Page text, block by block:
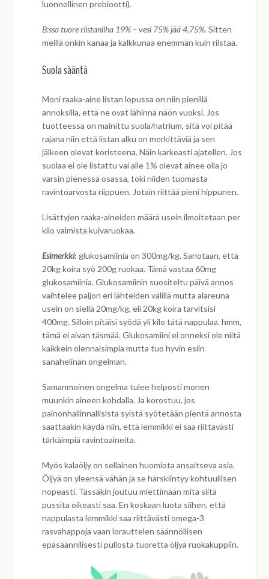
luonnollinen prebiootti).
B:ssa tuore riistanliha 19% – vesi 75% jää 4,75%. Sitten
meillä onkin kanaa ja kalkkunaa enemmän kuin riistaa.
Suola sääntä
Moni raaka-aine listan lopussa on niin pienillä
annoksilla, että ne ovat lähinnä näön vuoksi. Jos
tuotteessa on mainittu suola/natrium, sitä voi pitää
rajana niin että listan alku on merkittäviä ja sen
jälkeen olevat koristeena. Näin karkeasti ajatellen. Jos
suolaa ei ole listattu vai alle 1% olevat ainee olla jo
varsin pienessä osassa, toki niiden tuomasta
ravintoarvosta riippuen. Jotain riittää pieni hippunen.
Lisättyjen raaka-aineiden määrä usein ilmoitetaan per
kilo valmista kuivaruokaa.
Esimerkki: glukosamiinia on 300mg/kg. Sanotaan, että
20kg koira syö 200g ruokaa. Tämä vastaa 60mg
glukosamiinia. Glukosamiinin suositeltu päivä annos
vaihtelee paljon eri lähteiden välillä mutta alareuna
usein on siellä 20mg/kg, eli 20kg koira tarvitsisi
400mg. Silloin pitäisi syödä yli kilo tätä nappulaa. hmm,
tämä ei aivan täsmää. Glukosamiini ei onneksi ole niitä
kaikkein olennaisimpia mutta tuo hyvin esiin
sanahelinän ongelman.
Samanmoinen ongelma tulee helposti monen
muunkin aineen kohdalla. Ja korostuu, jos
painonhallinnallisista syistä syötetään pientä annosta
saattaakin käydä niin, että lemmikki ei saa riittävästi
tärkäimpiä ravintoaineita.
Myös kalaöljy on sellainen huomiota ansaitseva asia.
Öljyä on yleensä vähän ja se härskiintyy kohtuullisen
nopeasti. Tässäkin joutuu miettimään mitä siitä
pussita oikeasti saa. En koskaan luota siihen, että
nappulasta lemmikki saa riittävästi omega-3
rasvahappoja vaan lorauttelen säännöllisen
epäsäännllisesti pullosta tuoretta öljyä ruokakuppiin.